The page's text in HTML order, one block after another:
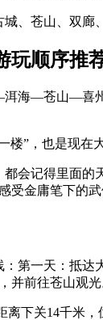
、苍山、双廊
玩顺序推
海—苍山—喜
”，也是现在
会记得里面
受金庸笔下的武
第一天：抵
并前往苍山观光
离下关14千米